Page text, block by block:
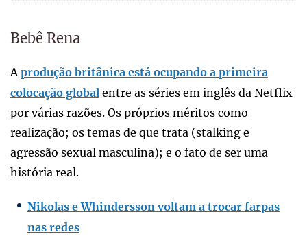
Bebê Rena
A produção britânica está ocupando a primeira
colocação global entre as séries em inglês da Netflix
por várias razões. Os próprios méritos como
realização; os temas de que trata (stalking e
agressão sexual masculina); e o fato de ser uma
história real.
Nikolas e Whindersson voltam a trocar farpas
nas redes